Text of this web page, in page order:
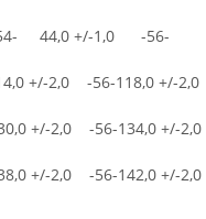
-54- 44,0 +/-1,0 -
+/-2,0 -56-118,0 +/-
+/-2,0 -56-134,0
+/-2,0 -56-142,0